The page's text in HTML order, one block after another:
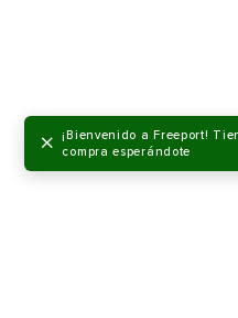
×
¡Bienvenido a Freeport!
compra esperándote